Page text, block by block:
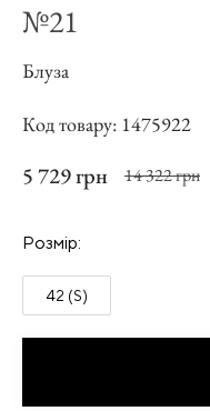
№21
Блуза
Код товару: 1475922
5 729 грн 14 322 грн
Розмір:
42 (S)